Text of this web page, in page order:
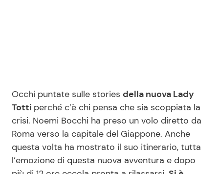
Info
Chi siamo
Disclaimer e Privacy
Redazione
Occhi puntate sulle stories della nuova Lady
Totti perché c’è chi pensa che sia scoppiata la
crisi. Noemi Bocchi ha preso un volo diretto da
Roma verso la capitale del Giappone. Anche
questa volta ha mostrato il suo itinerario, tutta
l’emozione di questa nuova avventura e dopo